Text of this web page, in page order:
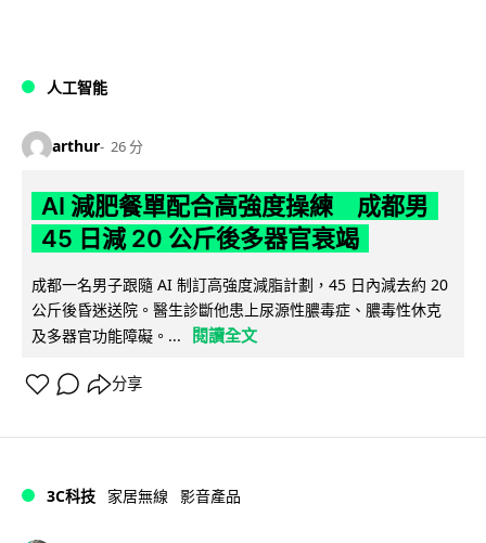
人工智能
arthur 26 分
AI 減肥餐單配合高強度操練 成都男
45 日減 20 公斤後多器官衰竭
成都一名男子跟隨 AI 制訂高強度減脂計劃，45 日內減去約 20
公斤後昏迷送院。醫生診斷他患上尿源性膿毒症、膿毒性休克
及多器官功能障礙。...
閱讀全文
分享
3C科技 家居無線 影音產品